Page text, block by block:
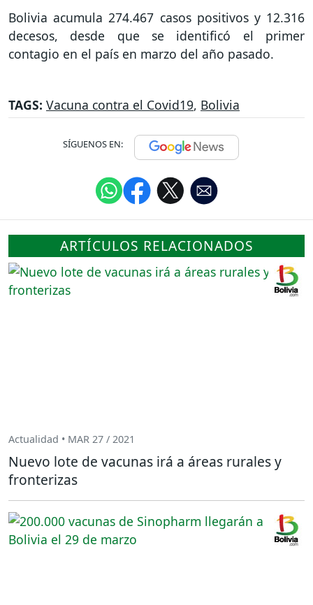
Bolivia acumula 274.467 casos positivos y 12.316
decesos, desde que se identificó el primer
contagio en el país en marzo del año pasado.
TAGS: Vacuna contra el Covid19, Bolivia
SÍGUENOS EN:
ARTÍCULOS RELACIONADOS
Actualidad • MAR 27 / 2021
Nuevo lote de vacunas irá a áreas rurales y
fronterizas